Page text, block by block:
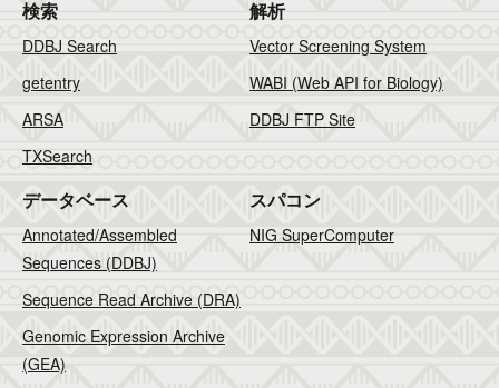
検索
DDBJ Search
getentry
ARSA
TXSearch
解析
Vector Screening System
WABI (Web API for Biology)
DDBJ FTP Site
データベース
Annotated/Assembled
Sequences (DDBJ)
Sequence Read Archive (DRA)
Genomic Expression Archive
(GEA)
スパコン
NIG SuperComputer